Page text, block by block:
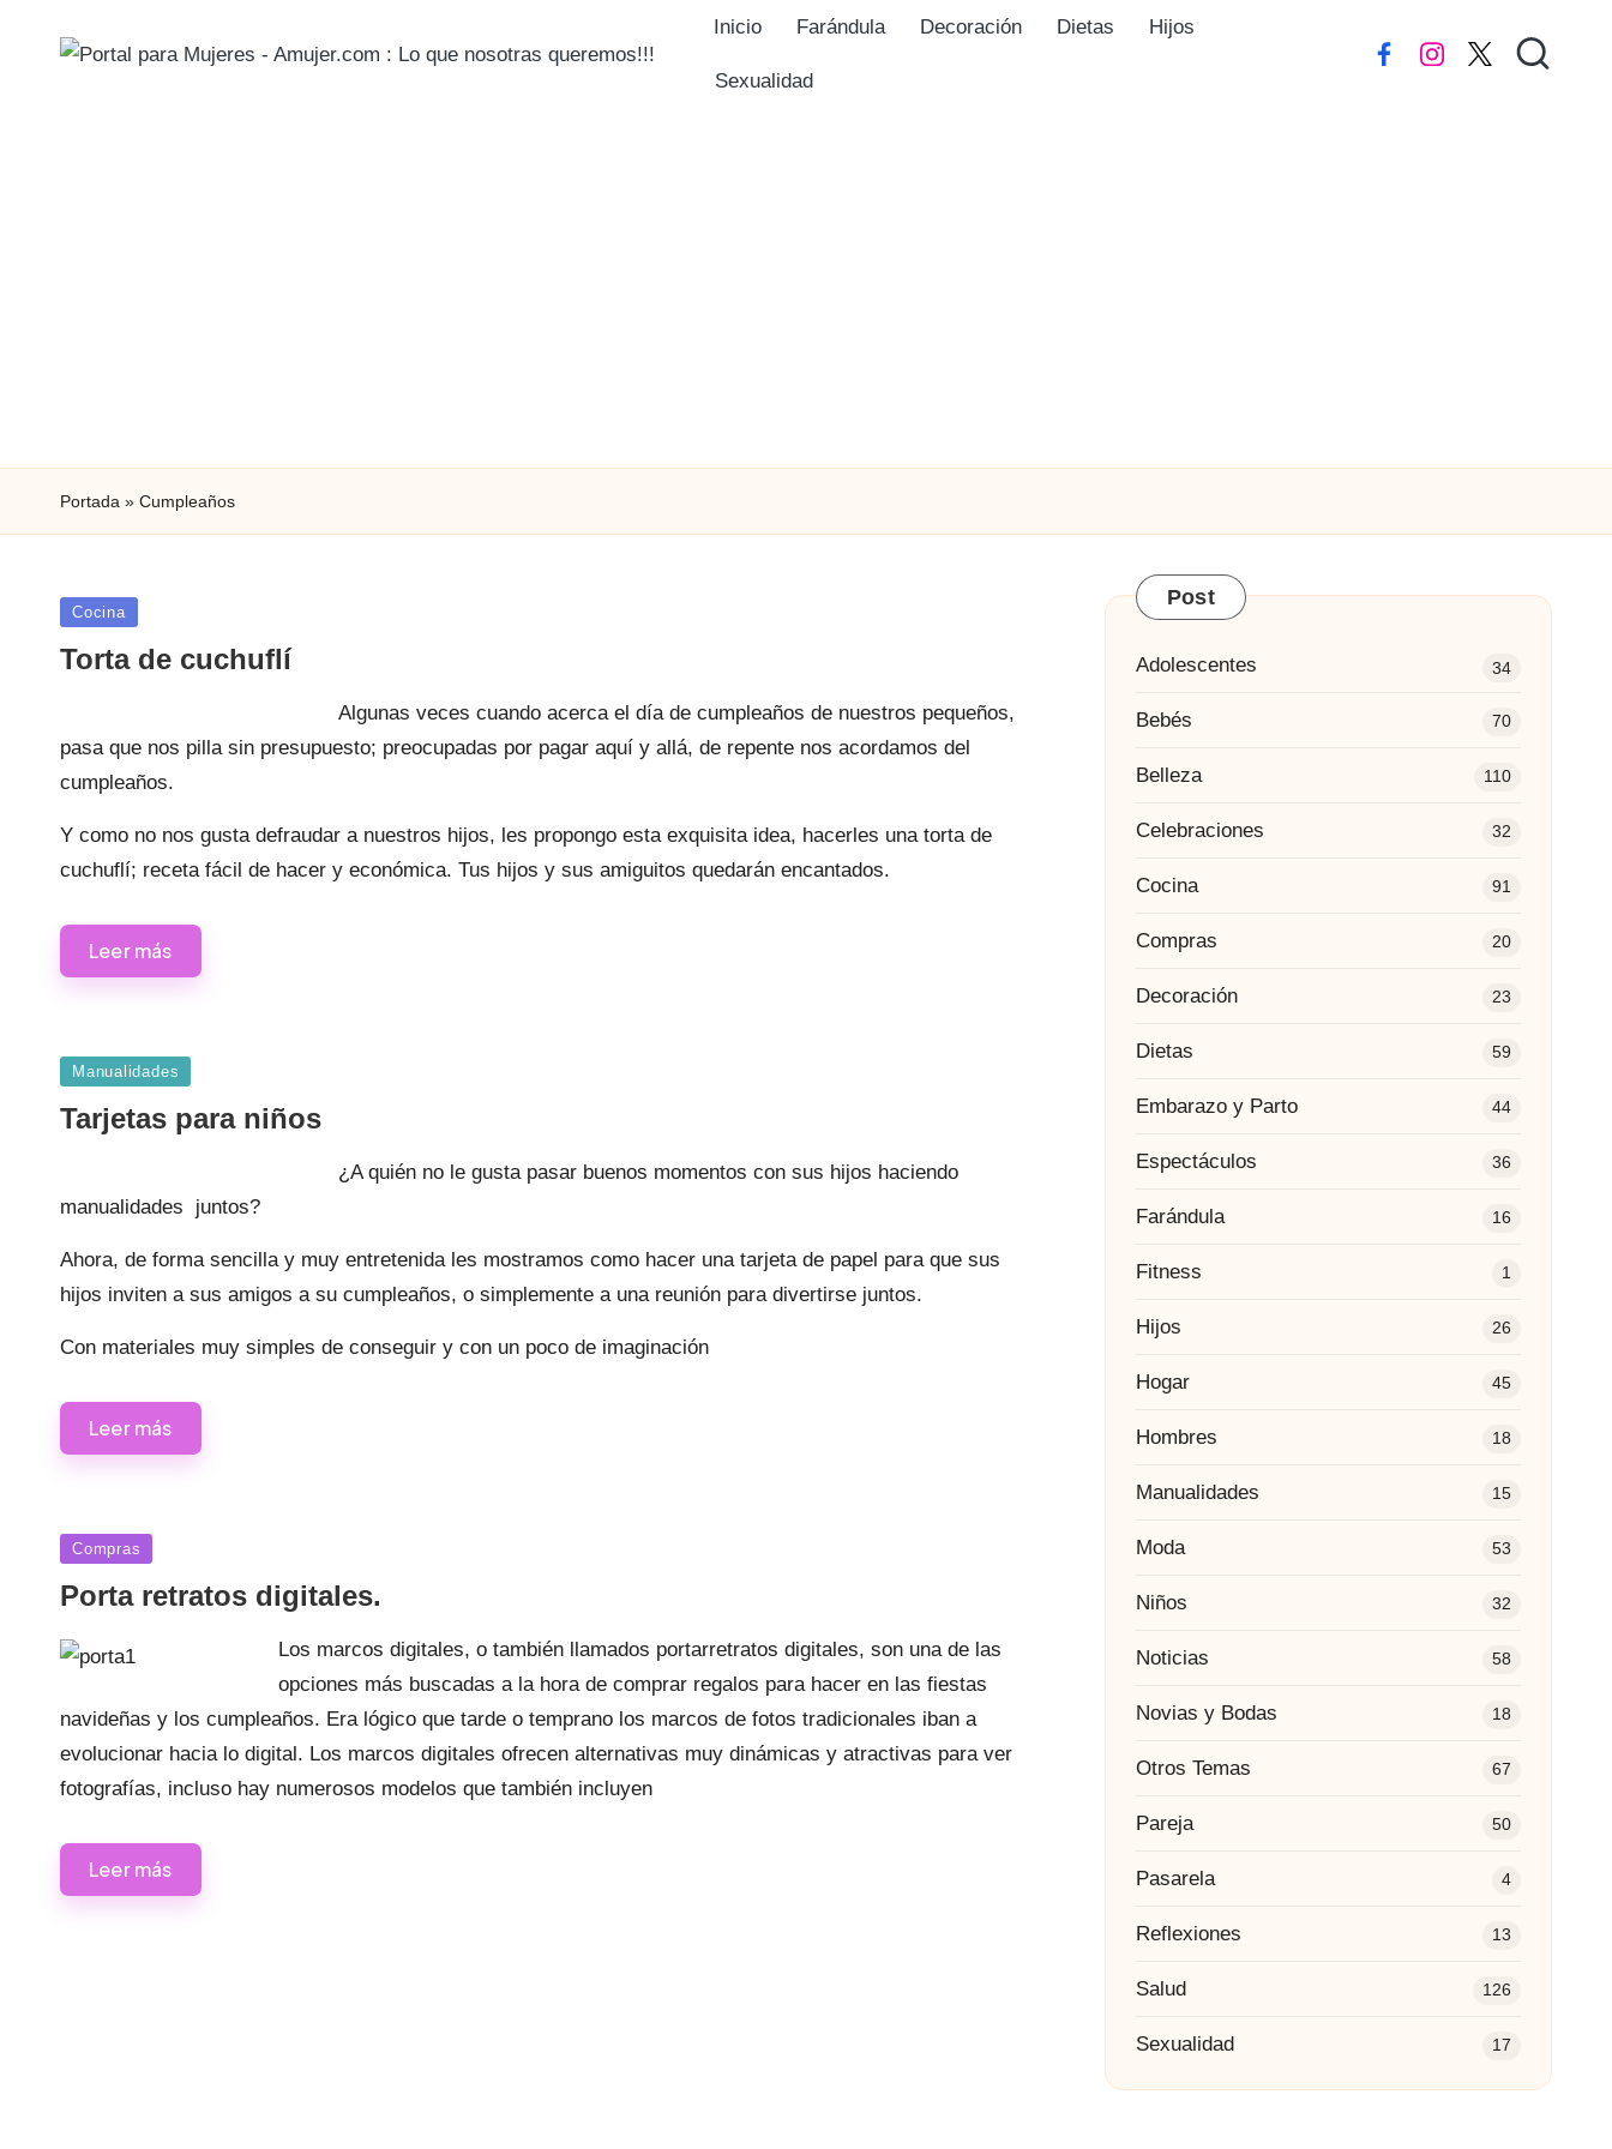
Inicio Farándula Decoración Dietas Hijos
Sexualidad
FacebookinstagramTwitter
Portada » Cumpleaños
Publicada
Cocina
Torta de cuchuflí
Algunas veces cuando acerca el día de cumpleaños de nuestros pequeños,
pasa que nos pilla sin presupuesto; preocupadas por pagar aquí y allá, de repente nos acordamos del
cumpleaños.
Y como no nos gusta defraudar a nuestros hijos, les propongo esta exquisita idea, hacerles una torta de
cuchuflí; receta fácil de hacer y económica. Tus hijos y sus amiguitos quedarán encantados.
Leer más
Publicada
Manualidades
Tarjetas para niños
¿A quién no le gusta pasar buenos momentos con sus hijos haciendo
manualidades juntos?
Ahora, de forma sencilla y muy entretenida les mostramos como hacer una tarjeta de papel para que sus
hijos inviten a sus amigos a su cumpleaños, o simplemente a una reunión para divertirse juntos.
Con materiales muy simples de conseguir y con un poco de imaginación
Leer más
Publicada
Compras
Porta retratos digitales.
Los marcos digitales, o también llamados portarretratos digitales, son una de las
opciones más buscadas a la hora de comprar regalos para hacer en las fiestas
navideñas y los cumpleaños. Era lógico que tarde o temprano los marcos de fotos tradicionales iban a
evolucionar hacia lo digital. Los marcos digitales ofrecen alternativas muy dinámicas y atractivas para ver
fotografías, incluso hay numerosos modelos que también incluyen
Leer más
Post
Adolescentes 34
Bebés 70
Belleza 110
Celebraciones 32
Cocina 91
Compras 20
Decoración 23
Dietas 59
Embarazo y Parto 44
Espectáculos 36
Farándula 16
Fitness 1
Hijos 26
Hogar 45
Hombres 18
Manualidades 15
Moda 53
Niños 32
Noticias 58
Novias y Bodas 18
Otros Temas 67
Pareja 50
Pasarela 4
Reflexiones 13
Salud 126
Sexualidad 17